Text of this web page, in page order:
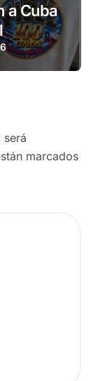
a Cuba
marcados